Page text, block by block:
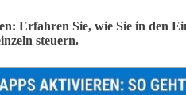
Erfahren Sie, wie Sie in den
steuern.